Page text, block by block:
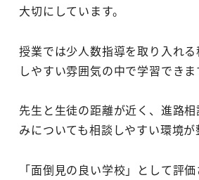
大切にしています。
授業では少人数指導を取り入れ
しやすい雰囲気の中で学習できま
先生と生徒の距離が近く、進路
みについても相談しやすい環境が
「面倒見の良い学校」として評